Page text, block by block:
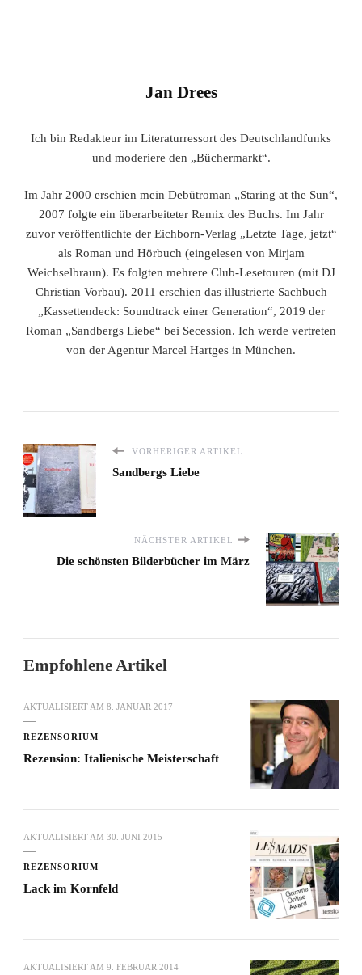
Jan Drees
Ich bin Redakteur im Literaturressort des Deutschlandfunks
und moderiere den „Büchermarkt“.
Im Jahr 2000 erschien mein Debütroman „Staring at the Sun“,
2007 folgte ein überarbeiteter Remix des Buchs. Im Jahr
zuvor veröffentlichte der Eichborn-Verlag „Letzte Tage, jetzt“
als Roman und Hörbuch (eingelesen von Mirjam
Weichselbraun). Es folgten mehrere Club-Lesetouren (mit DJ
Christian Vorbau). 2011 erschien das illustrierte Sachbuch
„Kassettendeck: Soundtrack einer Generation“, 2019 der
Roman „Sandbergs Liebe“ bei Secession. Ich werde vertreten
von der Agentur Marcel Hartges in München.
VORHERIGER ARTIKEL
Sandbergs Liebe
NÄCHSTER ARTIKEL
Die schönsten Bilderbücher im März
Empfohlene Artikel
AKTUALISIERT AM 8. JANUAR 2017
REZENSORIUM
Rezension: Italienische Meisterschaft
AKTUALISIERT AM 30. JUNI 2015
REZENSORIUM
Lack im Kornfeld
AKTUALISIERT AM 9. FEBRUAR 2014